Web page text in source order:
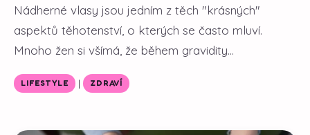
Nádherné vlasy jsou jedním z těch "krásných"
aspektů těhotenství, o kterých se často mluví.
Mnoho žen si všímá, že během gravidity...
LIFESTYLE | ZDRAVÍ